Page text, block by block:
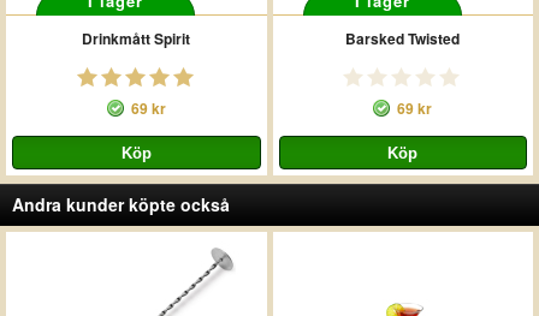
Drinkmått Spirit
69 kr
Barsked Twisted
69 kr
Andra kunder köpte också